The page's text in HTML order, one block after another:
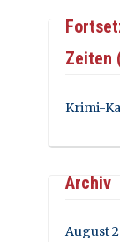
Zeiten
Krimi-
Archiv
August